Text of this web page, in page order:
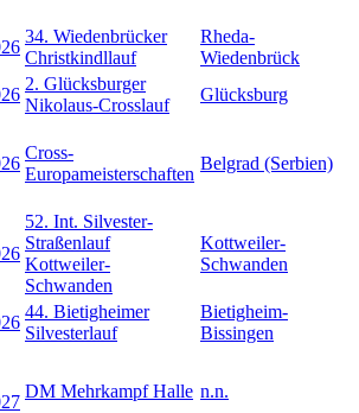
34. Wiedenbrücker
Christkindllauf
Rheda-
Wiedenbrück
2. Glücksburger
Nikolaus-Crosslauf
Glücksburg
Cross-
Europameisterschaften
Belgrad (Serbien)
52. Int. Silvester-
Straßenlauf
Kottweiler-
Schwanden
Kottweiler-
Schwanden
44. Bietigheimer
Silvesterlauf
Bietigheim-
Bissingen
DM Mehrkampf Halle n.n.